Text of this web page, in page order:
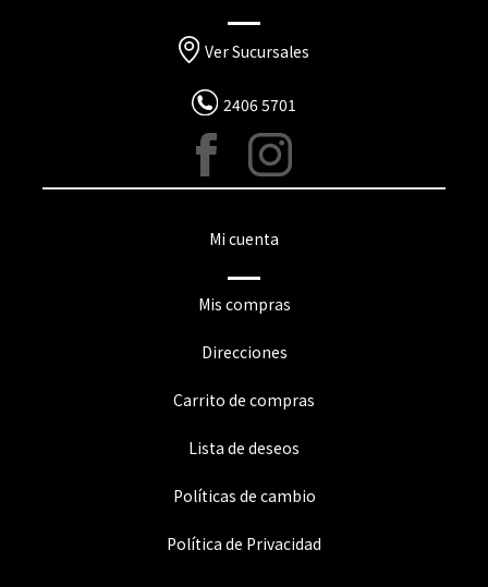
Ver Sucursales
2406 5701
Mi cuenta
Mis compras
Direcciones
Carrito de compras
Lista de deseos
Políticas de cambio
Política de Privacidad